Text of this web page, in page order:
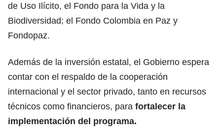
de Uso Ilícito, el Fondo para la Vida y la
Biodiversidad; el Fondo Colombia en Paz y
Fondopaz.
Además de la inversión estatal, el Gobierno espera
contar con el respaldo de la cooperación
internacional y el sector privado, tanto en recursos
técnicos como financieros, para fortalecer la
implementación del programa.